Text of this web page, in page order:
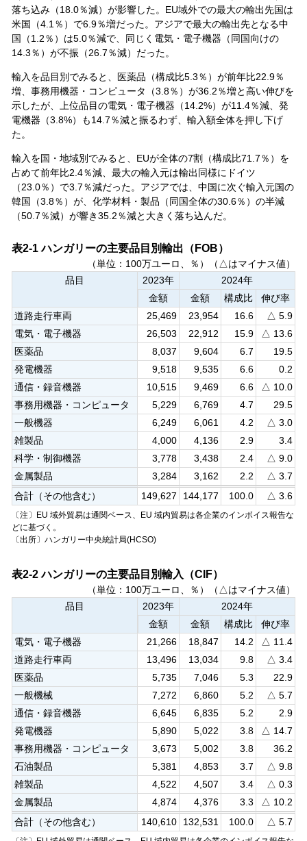
落ち込み（18.0％減）が影響した。EU域外での最大の輸出先国は
米国（4.1％）で6.9％増だった。アジアで最大の輸出先となる中
国（1.2％）は5.0％減で、同じく電気・電子機器（同国向けの
14.3％）が不振（26.7％減）だった。
輸入を品目別でみると、医薬品（構成比5.3％）が前年比22.9％
増、事務用機器・コンピュータ（3.8％）が36.2％増と高い伸びを
示したが、上位品目の電気・電子機器（14.2%）が11.4％減、発
電機器（3.8%）も14.7％減と振るわず、輸入額全体を押し下げ
た。
輸入を国・地域別でみると、EUが全体の7割（構成比71.7％）を
占めて前年比2.4％減、最大の輸入元は輸出同様にドイツ
（23.0％）で3.7％減だった。アジアでは、中国に次ぐ輸入元国の
韓国（3.8％）が、化学材料・製品（同国全体の30.6％）の半減
（50.7％減）が響き35.2％減と大きく落ち込んだ。
表2-1 ハンガリーの主要品目別輸出（FOB）
（単位：100万ユーロ、％）（△はマイナス値）
品目
2023年
2024年
金額
金額 構成比
伸び率
道路走行車両
25,469 23,954 16.6
△ 5.9
電気・電子機器
26,503 22,912 15.9
△ 13.6
医薬品
8,037 9,604 6.7
19.5
発電機器
9,518 9,535 6.6
0.2
通信・録音機器
10,515 9,469 6.6
△ 10.0
事務用機器・コンピュータ
5,229 6,769 4.7
29.5
一般機器
6,249 6,061 4.2
△ 3.0
雑製品
4,000 4,136 2.9
3.4
科学・制御機器
3,778 3,438 2.4
△ 9.0
金属製品
3,284 3,162 2.2
△ 3.7
合計（その他含む）
149,627 144,177 100.0 △ 3.6
〔注〕EU 域外貿易は通関ベース、EU 域内貿易は各企業のインボイス報告な
どに基づく。
〔出所〕ハンガリー中央統計局(HCSO)
表2-2 ハンガリーの主要品目別輸入（CIF）
（単位：100万ユーロ、％）（△はマイナス値）
品目
2023年
2024年
金額
金額 構成比
伸び率
電気・電子機器
21,266 18,847 14.2
△ 11.4
道路走行車両
13,496 13,034 9.8
△ 3.4
医薬品
5,735 7,046 5.3
22.9
一般機械
7,272 6,860 5.2
△ 5.7
通信・録音機器
6,645 6,835 5.2
2.9
発電機器
5,890 5,022 3.8
△ 14.7
事務用機器・コンピュータ
3,673 5,002 3.8
36.2
石油製品
5,381 4,853 3.7
△ 9.8
雑製品
4,522 4,507 3.4
△ 0.3
金属製品
4,874 4,376 3.3
△ 10.2
合計（その他含む）
140,610 132,531 100.0 △ 5.7